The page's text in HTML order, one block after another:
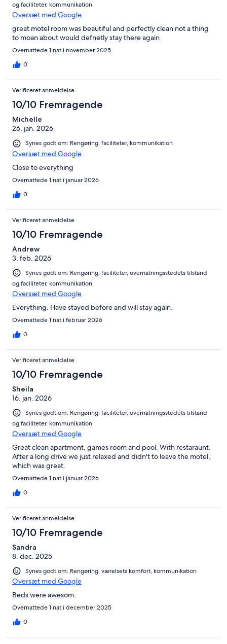
og faciliteter, kommunikation
Oversæt med Google
great motel room was beautiful and perfectly clean not a thing
to moan about would defnetly stay there again
Overnattede 1 nat i november 2025
0
Verificeret anmeldelse
10/10 Fremragende
Michelle
26. jan. 2026
Synes godt om: Rengøring, faciliteter, kommunikation
Oversæt med Google
Close to everything
Overnattede 1 nat i januar 2026
0
Verificeret anmeldelse
10/10 Fremragende
Andrew
3. feb. 2026
Synes godt om: Rengøring, faciliteter, overnatningsstedets tilstand
og faciliteter, kommunikation
Oversæt med Google
Everything. Have stayed before and will stay again.
Overnattede 1 nat i februar 2026
0
Verificeret anmeldelse
10/10 Fremragende
Sheila
16. jan. 2026
Synes godt om: Rengøring, faciliteter, overnatningsstedets tilstand
og faciliteter, kommunikation
Oversæt med Google
Great clean apartment, games room and pool. With restaraunt.
After a long drive we just relaxed and didn't to leave the motel,
which was great.
Overnattede 1 nat i januar 2026
0
Verificeret anmeldelse
10/10 Fremragende
Sandra
8. dec. 2025
Synes godt om: Rengøring, værelsets komfort, kommunikation
Oversæt med Google
Beds were awesom.
Overnattede 1 nat i december 2025
0